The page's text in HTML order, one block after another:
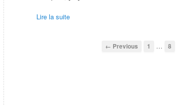
Lire la suite
← Previous 1 … 8